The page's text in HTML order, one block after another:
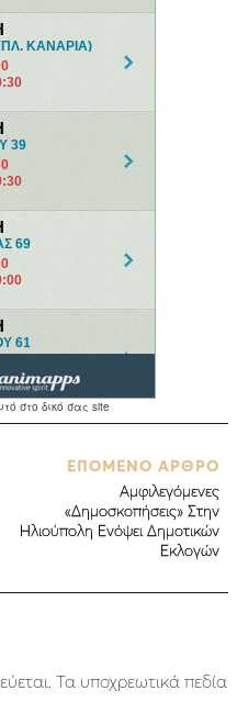
ΕΠΟΜΕΝΟ ΑΡΘΡΟ
Αμφιλεγόμενες
«Δημοσκοπήσεις» Στην
Ηλιούπολη Ενόψει Δημοτικών
Εκλογών
Τα υποχρεωτικά πεδία